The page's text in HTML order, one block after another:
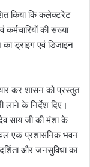
किया कि कलेक्टरेट
कर्मचारियों की संख्या
ड्राइंग एवं डिजाइन
कर शासन को प्रस्तुत
लाने के निर्देश दिए।
साय जी की मंशा के
एक प्रशासनिक भवन
और जनसुविधा का